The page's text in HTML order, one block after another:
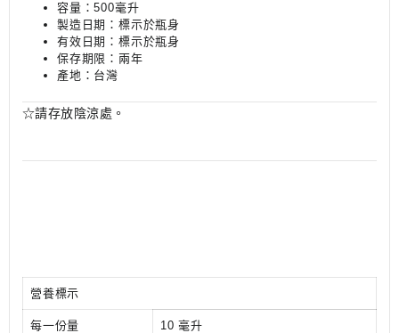
容量：500毫升
製造日期：標示於瓶身
有效日期：標示於瓶身
保存期限：兩年
產地：台灣
☆請存放陰涼處。
營養標示
每一份量 10 毫升